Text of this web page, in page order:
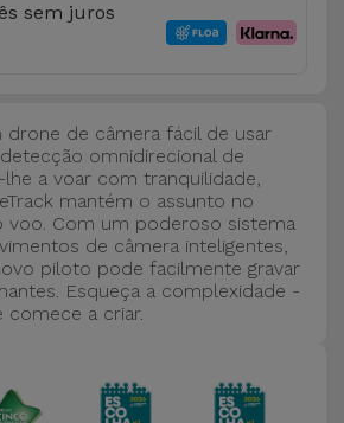
sem juros
drone de câmera fácil de usar
omnidirecional de
a voar com tranquilidade,
mantém o assunto no
voo. Com um poderoso sistema
de câmera inteligentes,
piloto pode facilmente gravar
Esqueça a complexidade -
comece a criar.